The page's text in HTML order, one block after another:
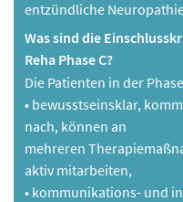
entzündliche
Was sind die
Reha Phase C?
Die Patienten in der
• bewusstseinsklar,
nach, können an
mehreren
aktiv mitarbeiten,
• kommunikations- und